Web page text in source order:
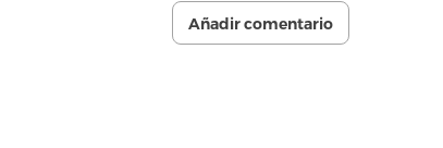
Añadir comentario